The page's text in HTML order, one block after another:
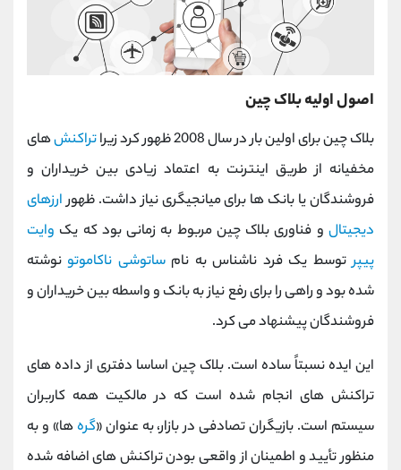
اصول اولیه بلاک چین
بلاک چین برای اولین بار در سال 2008 ظهور کرد زیرا تراکنشهای
مخفیانه از طریق اینترنت به اعتماد زیادی بین خریداران و
فروشندگان یا بانک ها برای میانجیگری نیاز داشت. ظهورارزهای
دیجیتال و فناوری بلاک چین مربوط به زمانی بود که یک وایت
پیپرتوسط یک فرد ناشناس به نامساتوشی ناکاموتونوشته
شده بود و راهی را برای رفع نیاز به بانک و واسطه بین خریداران و
فروشندگان پیشنهاد می کرد.
این ایده نسبتاً ساده است. بلاک چین اساسا دفتری از داده‌ های
تراکنش های انجام شده است که در مالکیت همه کاربران
سیستم است. بازیگران تصادفی در بازار، به ‌عنوان «گره‌ها» و به
منظور تأیید و اطمینان از واقعی بودن تراکنش ‌های اضافه ‌شده